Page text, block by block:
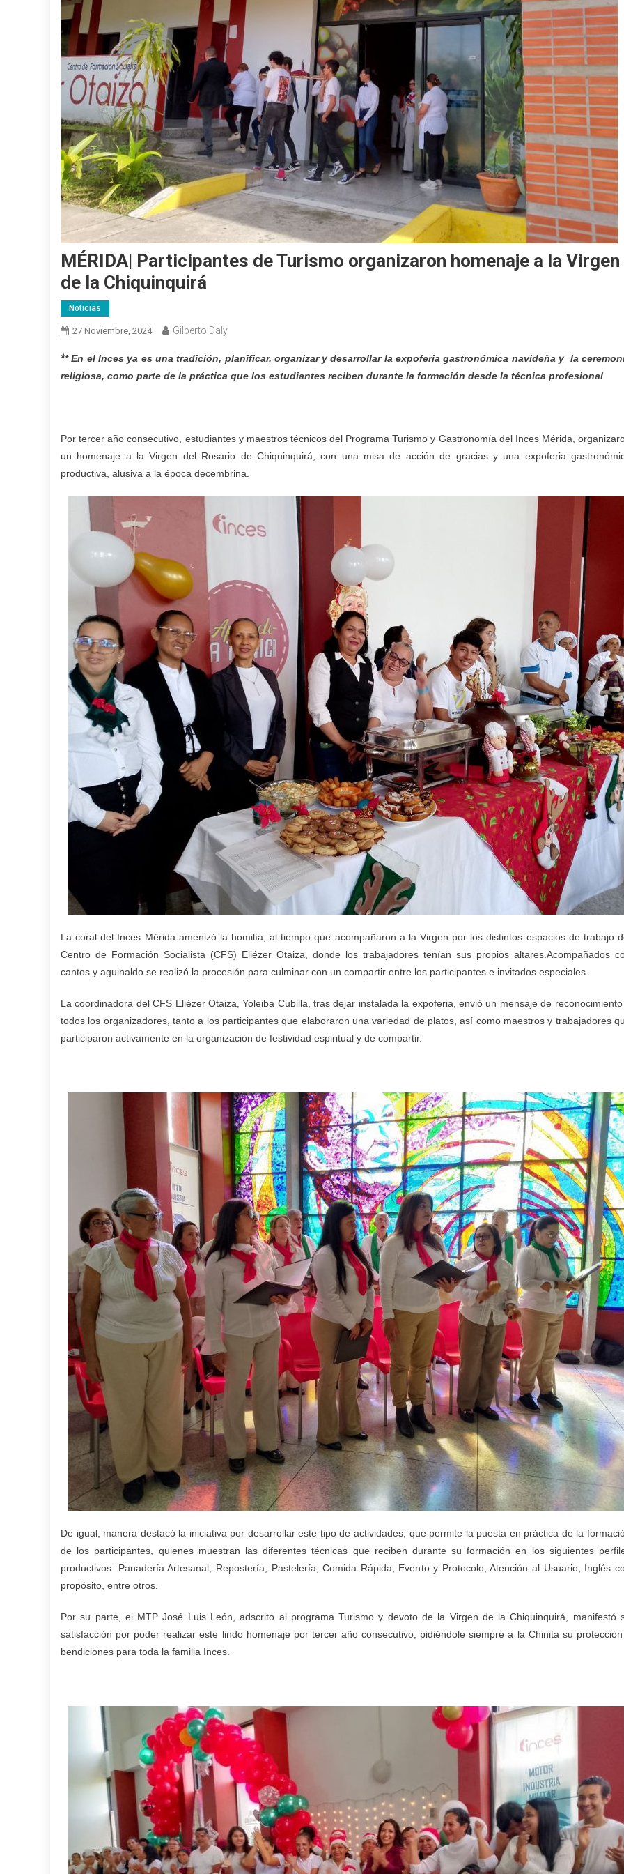
MÉRIDA| Participantes de Turismo organizaron homenaje a la Virgen
de la Chiquinquirá
Noticias
27 Noviembre, 2024 Gilberto Daly
** En el Inces ya es una tradición, planificar, organizar y desarrollar la expoferia gastronómica navideña y la
religiosa, como parte de la práctica que los estudiantes reciben durante la formación desde la técnica profesional
Por tercer año consecutivo, estudiantes y maestros técnicos del Programa Turismo y Gastronomía del Inces Mérida,
un homenaje a la Virgen del Rosario de Chiquinquirá, con una misa de acción de gracias y una expoferia
productiva, alusiva a la época decembrina.
La coral del Inces Mérida amenizó la homilía, al tiempo que acompañaron a la Virgen por los distintos espacios de trabajo
Centro de Formación Socialista (CFS) Eliézer Otaiza, donde los trabajadores tenían sus propios altares.Acompañados
cantos y aguinaldo se realizó la procesión para culminar con un compartir entre los participantes e invitados especiales.
La coordinadora del CFS Eliézer Otaiza, Yoleiba Cubilla, tras dejar instalada la expoferia, envió un mensaje de reconocimiento
todos los organizadores, tanto a los participantes que elaboraron una variedad de platos, así como maestros y trabajadores
participaron activamente en la organización de festividad espiritual y de compartir.
De igual, manera destacó la iniciativa por desarrollar este tipo de actividades, que permite la puesta en práctica de la
de los participantes, quienes muestran las diferentes técnicas que reciben durante su formación en los siguientes
productivos: Panadería Artesanal, Repostería, Pastelería, Comida Rápida, Evento y Protocolo, Atención al Usuario, Inglés
propósito, entre otros.
Por su parte, el MTP José Luis León, adscrito al programa Turismo y devoto de la Virgen de la Chiquinquirá, manifestó
satisfacción por poder realizar este lindo homenaje por tercer año consecutivo, pidiéndole siempre a la Chinita su
bendiciones para toda la familia Inces.